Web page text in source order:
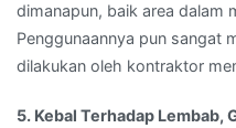
dimanapun, baik area dalam
Penggunaannya pun sangat
dilakukan oleh kontraktor
5. Kebal Terhadap Lembab,